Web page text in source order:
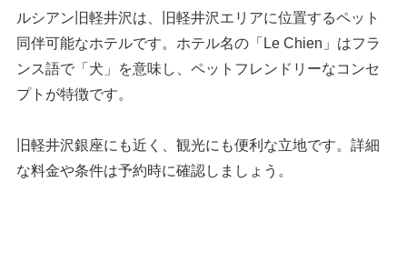
ルシアン旧軽井沢は、旧軽井沢エリアに位置するペット
同伴可能なホテルです。ホテル名の「Le Chien」はフラ
ンス語で「犬」を意味し、ペットフレンドリーなコンセ
プトが特徴です。
旧軽井沢銀座にも近く、観光にも便利な立地です。詳細
な料金や条件は予約時に確認しましょう。